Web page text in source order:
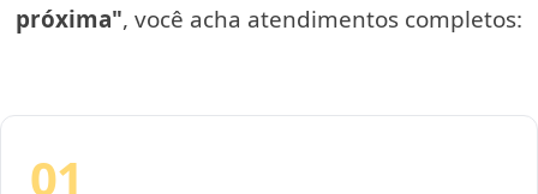
próxima", você acha atendimentos completos:
01